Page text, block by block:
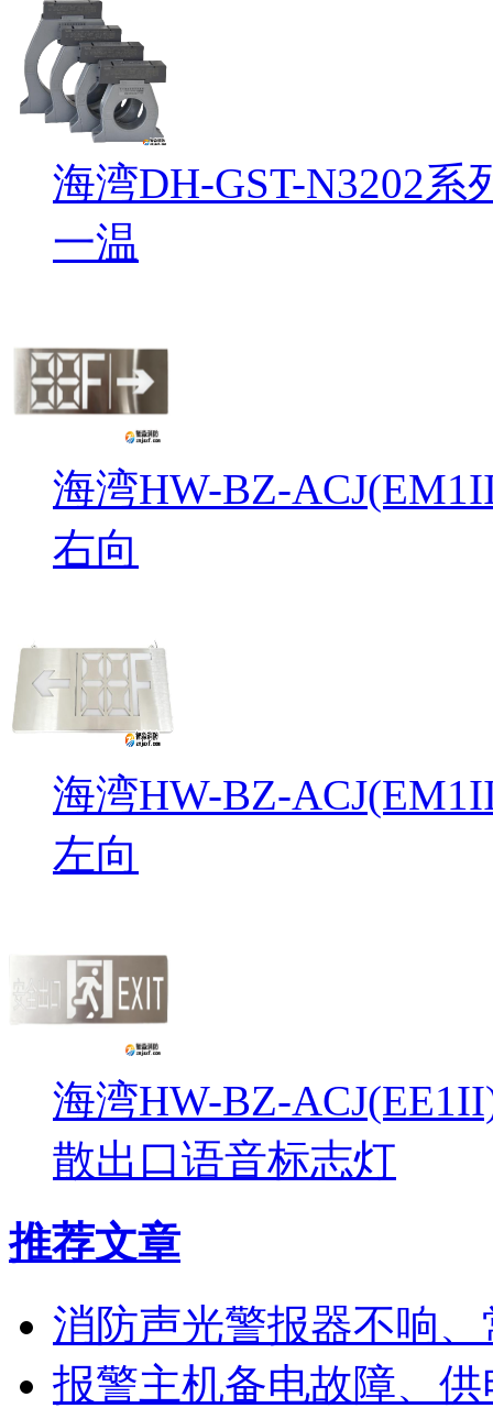
海湾DH-GST-N3202
一温
海湾HW-BZ-
右向
海湾HW-BZ-
左向
海湾HW-BZ-
散出口语音标志灯
推荐文章
消防声光警报器不响
报警主机备电故障、